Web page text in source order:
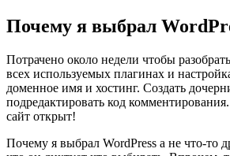
Почему я выбрал
Потрачено около недели чтобы
всех используемых плагинах и
доменное имя и хостинг. Создать
подредактировать код
сайт открыт!
Почему я выбрал WordPress а не что-то